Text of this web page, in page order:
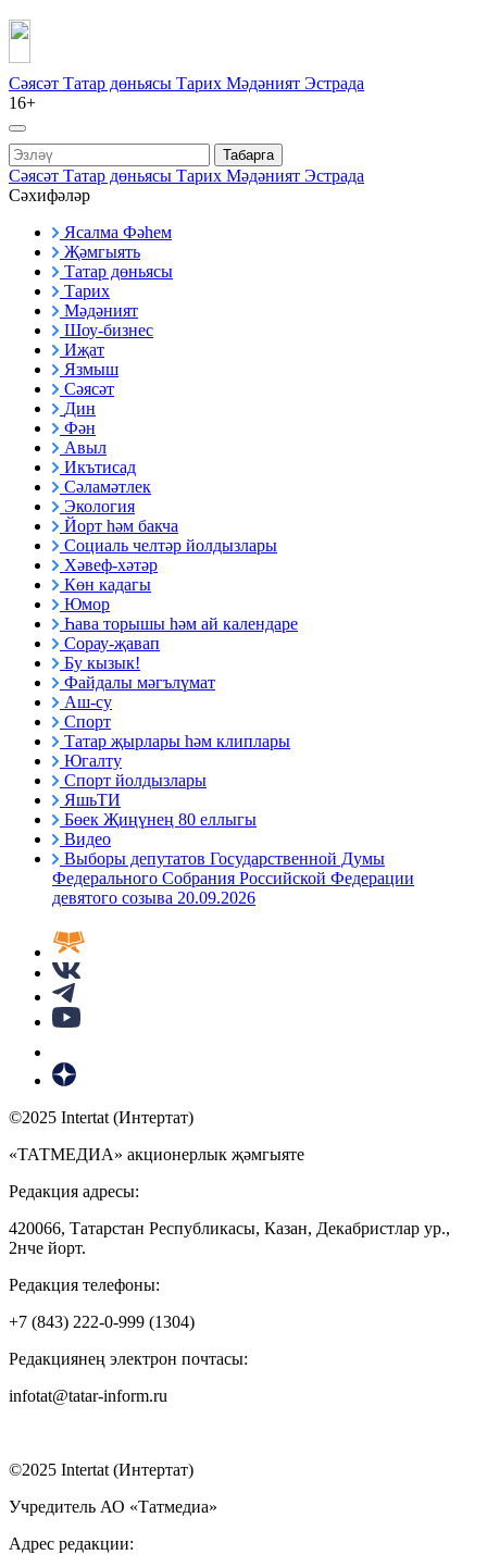
Сәясәт Татар дөньясы Тарих Мәдәният Эстрада
16+
Табарга
Сәясәт Татар дөньясы Тарих Мәдәният Эстрада
Сәхифәләр
Ясалма Фәһем
Җәмгыять
Татар дөньясы
Тарих
Мәдәният
Шоу-бизнес
Иҗат
Язмыш
Сәясәт
Дин
Фән
Авыл
Икътисад
Сәламәтлек
Экология
Йорт һәм бакча
Социаль челтәр йолдызлары
Хәвеф-хәтәр
Көн кадагы
Юмор
Һава торышы һәм ай календаре
Сорау-җавап
Бу кызык!
Файдалы мәгълүмат
Аш-су
Спорт
Татар җырлары һәм клиплары
Югалту
Спорт йолдызлары
ЯшьТИ
Бөек Җиңүнең 80 еллыгы
Видео
Выборы депутатов Государственной Думы
Федерального Собрания Российской Федерации
девятого созыва 20.09.2026
©2025 Intertat (Интертат)
«ТАТМЕДИА» акционерлык җәмгыяте
Редакция адресы:
420066, Татарстан Республикасы, Казан, Декабристлар ур.,
2нче йорт.
Редакция телефоны:
+7 (843) 222-0-999 (1304)
Редакциянең электрон почтасы:
infotat@tatar-inform.ru
©2025 Intertat (Интертат)
Учредитель АО «Татмедиа»
Адрес редакции: